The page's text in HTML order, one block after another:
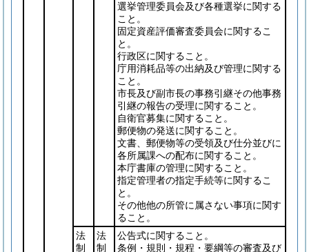
選挙管理委員会及び各種選挙に関する
こと。
固定資産評価審査委員会に関するこ
と。
行政区に関すること。
庁用消耗品等の出納及び管理に関する
こと。
市長及び副市長の事務引継その他事務
引継の報告の受理に関すること。
自衛官募集に関すること。
郵便物の発送に関すること。
文書、郵便物等の受領及び仕分並びに
各所属課への配布に関すること。
本庁書庫の管理に関すること。
指定管理者の指定手続等に関するこ
と。
その他他の所管に属さない事項に関す
ること。
法
制
法
制
公告式に関すること。
条例・規則・規程・要綱等の審査及び